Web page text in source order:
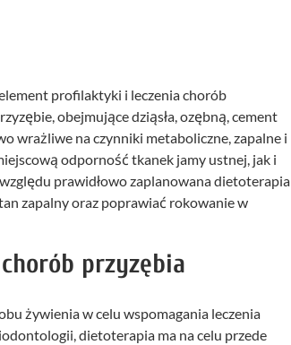
profilaktyki i leczenia chorób
obejmujące dziąsła, ozębną, cement
wrażliwe na czynniki metaboliczne, zapalne i
odporność tkanek jamy ustnej, jak i
prawidłowo zaplanowana dietoterapia
zapalny oraz poprawiać rokowanie w
przyzębia
żywienia w celu wspomagania leczenia
dietoterapia ma na celu przede